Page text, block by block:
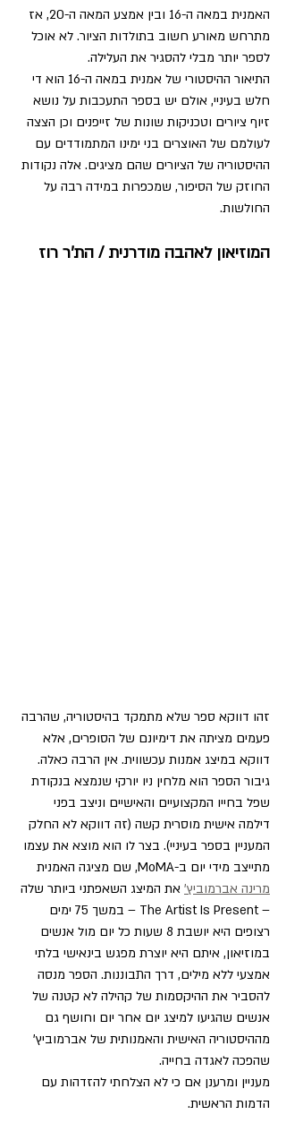
האמנית במאה ה-16 ובין אמצע המאה ה-20, אז
מתרחש מאורע חשוב בתולדות הציור. לא אוכל
לספר יותר מבלי להסגיר את העלילה.
התיאור ההיסטורי של אמנית במאה ה-16 הוא די
חלש בעיניי, אולם יש בספר התעכבות על נושא
זיוף ציורים וטכניקות שונות של זייפנים וכן הצצה
לעולמם של האוצרים בני ימינו המתמודדים עם
ההיסטוריה של הציורים שהם מציגים. אלה נקודות
החוזק של הסיפור, שמכפרות במידה רבה על
החולשות.
המוזיאון לאהבה מודרנית / הת'ר רוז
זהו דווקא ספר שלא מתמקד בהיסטוריה, שהרבה
פעמים מציתה את דימיונם של הסופרים, אלא
דווקא במיצג אמנות עכשווית. אין הרבה כאלה.
גיבור הספר הוא מלחין ניו יורקי שנמצא בנקודת
שפל בחייו המקצועיים והאישיים וניצב בפני
דילמה אישית מוסרית קשה (זה דווקא לא החלק
המעניין בספר בעיניי). בצר לו הוא מוצא את עצמו
מתייצב מידי יום ב-MoMA, שם מציגה האמנית
מרינה אברמוביץ' את המיצג השאפתני ביותר שלה
– The Artist Is Present – במשך 75 ימים
רצופים היא יושבת 8 שעות כל יום מול אנשים
במוזיאון, איתם היא יוצרת מפגש בינאישי בלתי
אמצעי ללא מילים, דרך התבוננות. הספר מנסה
להסביר את ההיקסמות של קהילה לא קטנה של
אנשים שהגיעו למיצג יום אחר יום וחושף גם
מההיסטוריה האישית והאמנותית של אברמוביץ'
שהפכה לאגדה בחייה.
מעניין ומרענן אם כי לא הצלחתי להזדהות עם
הדמות הראשית.